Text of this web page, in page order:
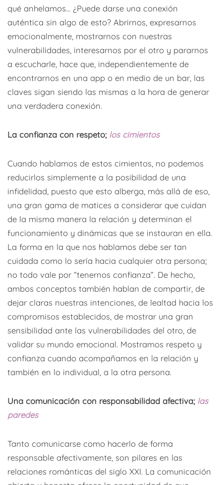
qué anhelamos… ¿Puede darse una conexión
auténtica sin algo de esto? Abrirnos, expresarnos
emocionalmente, mostrarnos con nuestras
vulnerabilidades, interesarnos por el otro y pararnos
a escucharle, hace que, independientemente de
encontrarnos en una app o en medio de un bar, las
claves sigan siendo las mismas a la hora de generar
una verdadera conexión.
La confianza con respeto; los cimientos
Cuando hablamos de estos cimientos, no podemos
reducirlos simplemente a la posibilidad de una
infidelidad, puesto que esto alberga, más allá de eso,
una gran gama de matices a considerar que cuidan
de la misma manera la relación y determinan el
funcionamiento y dinámicas que se instauran en ella.
La forma en la que nos hablamos debe ser tan
cuidada como lo sería hacia cualquier otra persona;
no todo vale por “tenernos confianza”. De hecho,
ambos conceptos también hablan de compartir, de
dejar claras nuestras intenciones, de lealtad hacia los
compromisos establecidos, de mostrar una gran
sensibilidad ante las vulnerabilidades del otro, de
validar su mundo emocional. Mostramos respeto y
confianza cuando acompañamos en la relación y
también en lo individual, a la otra persona.
Una comunicación con responsabilidad afectiva; las
paredes
Tanto comunicarse como hacerlo de forma
responsable afectivamente, son pilares en las
relaciones románticas del siglo XXI. La comunicación